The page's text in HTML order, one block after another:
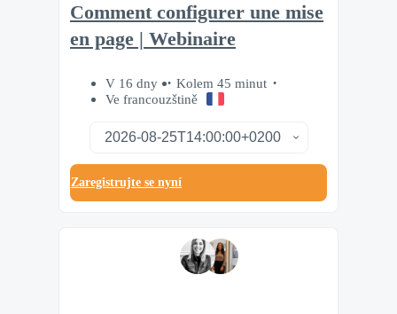
Comment configurer une mise
en page | Webinaire
V 16 dny
Kolem 45 minut
Ve francouzštině
Zaregistrujte se nyní